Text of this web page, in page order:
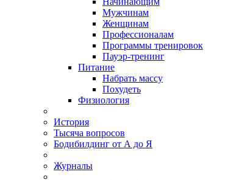
Мужчинам
Женщинам
Профессионалам
Программы тренировок
Пауэр-тренинг
Питание
Набрать массу
Похудеть
Физиология
История
Тысяча вопросов
Бодибилдинг от А до Я
Журналы